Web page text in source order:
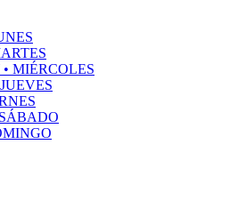
MIÉRCOLES